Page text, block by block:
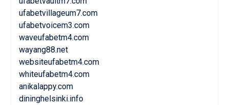
ufabetvillageum7.com
ufabetvoicem3.com
waveufabetm4.com
wayang88.net
websiteufabetm4.com
whiteufabetm4.com
anikalappy.com
dininghelsinki.info